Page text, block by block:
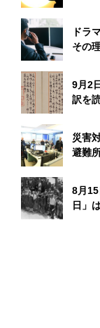
ドラ
その
9月2
訳を
災害
避難
8月
日」